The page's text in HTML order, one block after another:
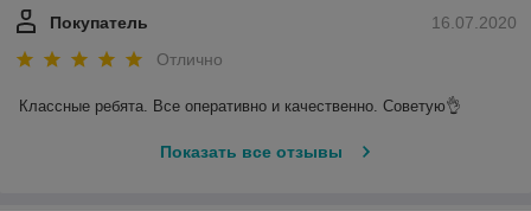
16.07.2020
Покупатель
Отлично
Классные ребята. Все оперативно и качественно. Советую👌
Показать все отзывы